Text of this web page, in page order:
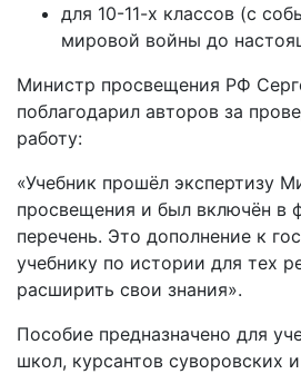
для 10-11-х классов (с
мировой войны до
Министр просвещения РФ
поблагодарил авторов за
работу:
«Учебник прошёл экспертизу
просвещения и был включён в
перечень. Это дополнение к
учебнику по истории для тех
расширить свои знания».
Пособие предназначено для
школ, курсантов суворовских